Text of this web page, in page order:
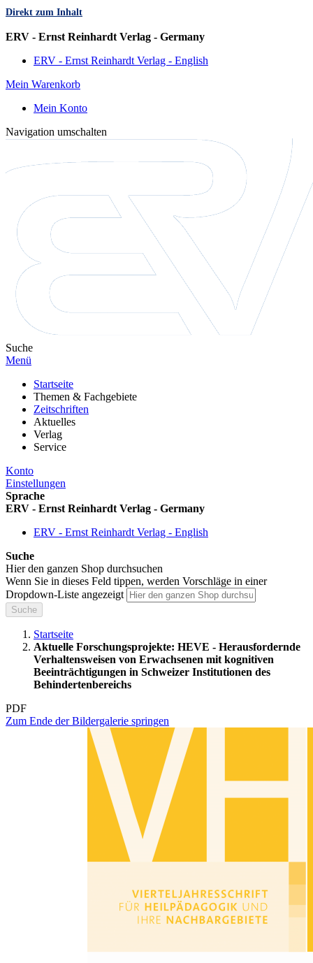
Direkt zum Inhalt
ERV - Ernst Reinhardt Verlag - Germany
ERV - Ernst Reinhardt Verlag - English
Mein Warenkorb
Mein Konto
Navigation umschalten
Suche
Menü
Startseite
Themen & Fachgebiete
Zeitschriften
Aktuelles
Verlag
Service
Konto
Einstellungen
Sprache
ERV - Ernst Reinhardt Verlag - Germany
ERV - Ernst Reinhardt Verlag - English
Suche
Hier den ganzen Shop durchsuchen
Wenn Sie in dieses Feld tippen, werden Vorschläge in einer
Dropdown-Liste angezeigt
Suche
Startseite
Aktuelle Forschungsprojekte: HEVE - Herausfordernde
Verhaltensweisen von Erwachsenen mit kognitiven
Beeinträchtigungen in Schweizer Institutionen des
Behindertenbereichs
PDF
Zum Ende der Bildergalerie springen